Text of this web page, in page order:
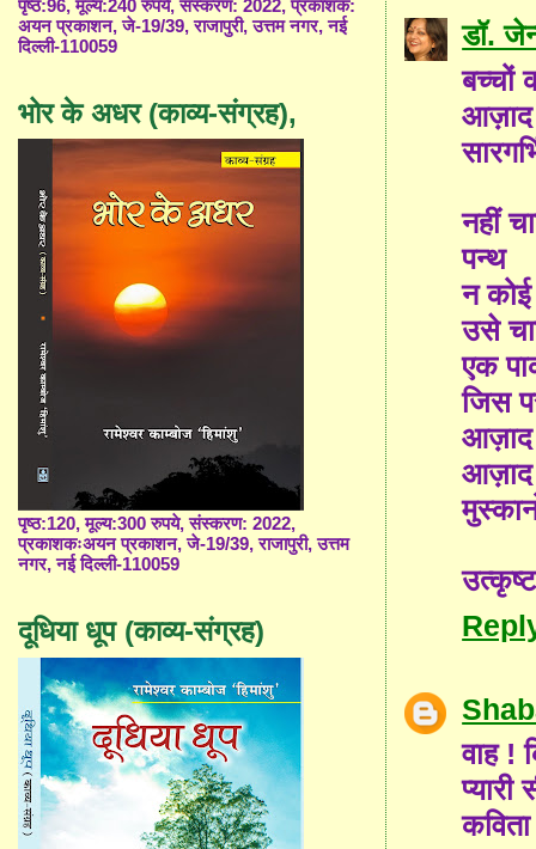
डॉ.
बच्चों
नहीं
पन्थ
न
उसे
एक
जिस
आज़ाद
आज़ाद
वाह !
पृष्ठ:96, मूल्य:240 रुपये, संस्करण: 2022, प्रकाशक:
अयन प्रकाशन, जे-19/39, राजापुरी, उत्तम नगर, नई
दिल्ली-110059
भोर के अधर (काव्य-संग्रह),
पृष्ठ:120, मूल्य:300 रुपये, संस्करण: 2022,
प्रकाशकःअयन प्रकाशन, जे-19/39, राजापुरी, उत्तम
नगर, नई दिल्ली-110059
दूधिया धूप (काव्य-संग्रह)